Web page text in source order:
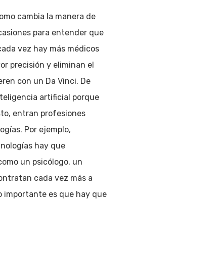
cambia la manera de
para entender que
vez hay más médicos
precisión y eliminan el
con un Da Vinci. De
artificial porque
entran profesiones
Por ejemplo,
hay que
un psicólogo, un
cada vez más a
importante es que hay que